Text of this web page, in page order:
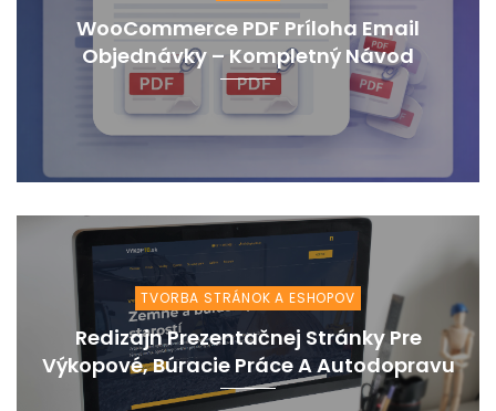
WooCommerce PDF Príloha Email
Objednávky – Kompletný Návod
TVORBA STRÁNOK A ESHOPOV
Redizajn Prezentačnej Stránky Pre
Výkopové, Búracie Práce A Autodopravu